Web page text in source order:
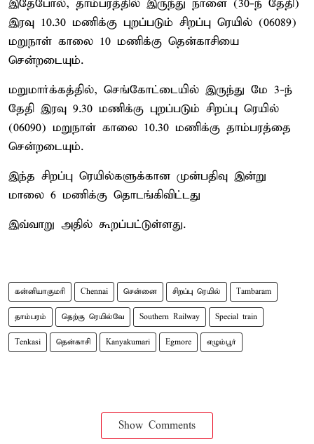
இதேபோல், தாம்பரத்தில் இருந்து நாளை (30-ந் தேதி)
இரவு 10.30 மணிக்கு புறப்படும் சிறப்பு ரெயில் (06089)
மறுநாள் காலை 10 மணிக்கு தென்காசியை
சென்றடையும்.
மறுமார்க்கத்தில், செங்கோட்டையில் இருந்து மே 3-ந்
தேதி இரவு 9.30 மணிக்கு புறப்படும் சிறப்பு ரெயில்
(06090) மறுநாள் காலை 10.30 மணிக்கு தாம்பரத்தை
சென்றடையும்.
இந்த சிறப்பு ரெயில்களுக்கான முன்பதிவு இன்று
மாலை 6 மணிக்கு தொடங்கிவிட்டது
இவ்வாறு அதில் கூறப்பட்டுள்ளது.
கன்னியாகுமரி Chennai சென்னை சிறப்பு ரெயில் Tambaram
தாம்பரம் தெற்கு ரெயில்வே Southern Railway Special train
Tenkasi தென்காசி Kanyakumari Egmore எழும்பூர்
Show Comments